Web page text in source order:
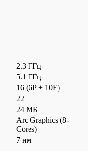
2.3 ГГц
5.1 ГГц
16 (6P + 10E)
22
24 МБ
Arc Graphics (8-
Cores)
7 нм